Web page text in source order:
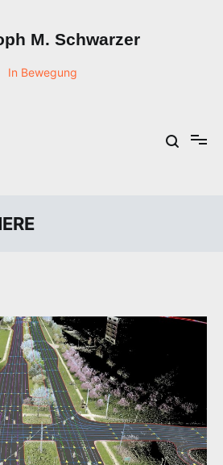
M. Schwarzer
In Bewegung